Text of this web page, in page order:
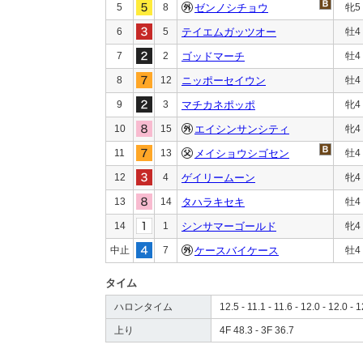
5 8 ゼンノシチョウ 牝5
6 5 テイエムガッツオー 牡4
7 2 ゴッドマーチ 牡4
8 12 ニッポーセイウン 牡4
9 3 マチカネポッポ 牝4
10 15 エイシンサンシティ 牝4
11 13 メイショウシゴセン 牡4
12 4 ゲイリームーン 牝4
13 14 タハラキセキ 牡4
14 1 シンサマーゴールド 牝4
中止 7 ケースバイケース 牡4
タイム
ハロンタイム 12.5 - 11.1 - 11.6 - 12.0 - 12.0 -
上り 4F 48.3 - 3F 36.7